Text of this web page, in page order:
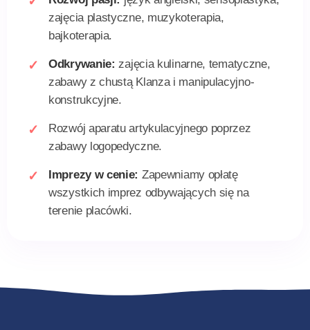
zajęcia plastyczne, muzykoterapia,
bajkoterapia.
Odkrywanie: zajęcia kulinarne, tematyczne,
zabawy z chustą Klanza i manipulacyjno-
konstrukcyjne.
Rozwój aparatu artykulacyjnego poprzez
zabawy logopedyczne.
Imprezy w cenie: Zapewniamy opłatę
wszystkich imprez odbywających się na
terenie placówki.